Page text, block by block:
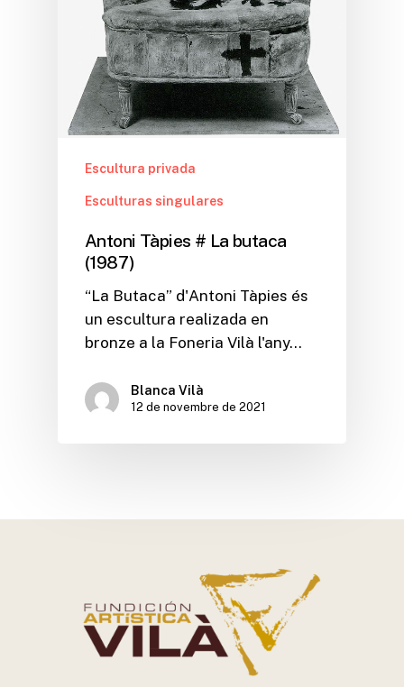
Escultura privada
Esculturas singulares
Antoni Tàpies # La butaca
(1987)
“La Butaca” d'Antoni Tàpies és
un escultura realizada en
bronze a la Foneria Vilà l'any…
Blanca Vilà
12 de novembre de 2021